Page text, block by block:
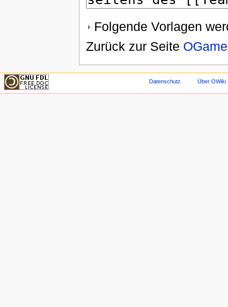
Folgende Vorlagen
Zurück zur Seite
Datenschutz Über OWiki